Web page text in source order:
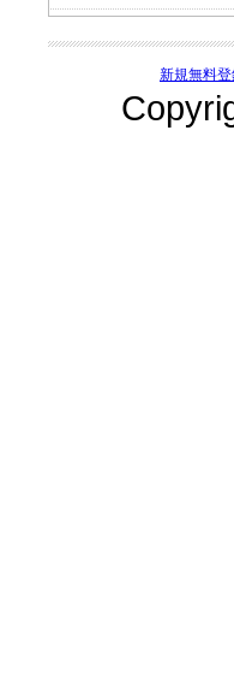
新規無料